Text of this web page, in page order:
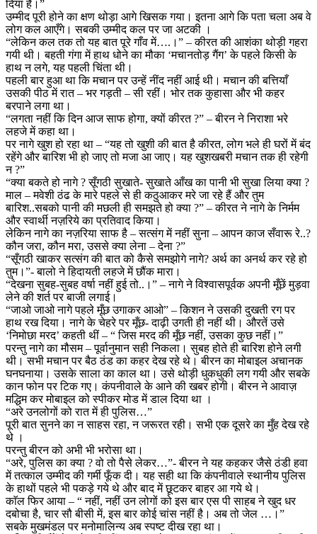
दिया है।”
उम्मीद पूरी होने का क्षण थोड़ा आगे खिसक गया। इतना आगे कि पता चला अब वे
लोग कल आएँगे। सबकी उम्मीद कल पर जा अटकी ।
“लेकिन कल तक तो यह बात पूरे गाँव में….।” – कीरत की आशंका थोड़ी गहरा
गयी थी। बहती गंगा में हाथ धोने का मौका ‘मचानतोड़ गैंग’ के पहले किसी के
हाथ न लगे, यह पहली चिंता थी।
पहली बार हुआ था कि मचान पर उन्हें नींद नहीं आई थी। मचान की बत्तियाँ
उसकी पीठ में रात – भर गड़ती – सी रहीं। भोर तक कुहासा और भी कहर
बरपाने लगा था।
“लगता नहीं कि दिन आज साफ होगा, क्यों कीरत ?” – बीरन ने निराशा भरे
लहजे में कहा था।
पर नागे खुश हो रहा था – “यह तो खुशी की बात है कीरत, लोग भले ही घरों में बंद
रहेंगे और बारिश भी हो जाए तो मजा आ जाए। यह खुशखबरी मचान तक ही रहेगी
न ?”
“क्या बकते हो नागे ? सूँगठी सुखाते- सुखाते आँख का पानी भी सुखा लिया क्या ?
माल – मवेशी ठंढ के मारे पहले से ही कठुआकर मरे जा रहे हैं और तुम
बारिश..सबको पानी की मछली ही समझते हो क्या ?” – कीरत ने नागे के निर्मम
और स्वार्थी नज़रिये का प्रतिवाद किया।
लेकिन नागे का नज़रिया साफ है – सत्संग में नहीं सुना – आपन काज सँवारू रे..?
कौन जरा, कौन मरा, उससे क्या लेना – देना ?”
“सूँगठी खाकर सत्संग की बात को कैसे समझोगे नागे? अर्थ का अनर्थ कर रहे हो
तुम।”- बालो ने हिदायती लहजे में छौंक मारा।
“देखना सुबह-सुबह वर्षा नहीं हुई तो..।” – नागे ने विश्वासपूर्वक अपनी मूँछें मुड़वा
लेने की शर्त पर बाजी लगाई।
“जाओ जाओ नागे पहले मूँछ उगाकर आओ” – किशन ने उसकी दुखती रग पर
हाथ रख दिया। नागे के चेहरे पर मूँछ- दाढ़ी उगती ही नहीं थी। औरतें उसे
‘निमोछा मरद’ कहती थीं – “ जिस मरद की मूँछ नहीं, उसका कुछ नहीं।”
परन्तु नागे का मौसम – पूर्वानुमान सही निकला। सुबह होते ही बारिश होने लगी
थी। सभी मचान पर बैठ ठंड का कहर देख रहे थे। बीरन का मोबाइल अचानक
घनघनाया। उसके साला का काल था। उसे थोड़ी धुकधुकी लग गयी और सबके
कान फोन पर टिक गए। कंपनीवाले के आने की खबर होगी। बीरन ने आवाज़
मद्धिम कर मोबाइल को स्पीकर मोड में डाल दिया था ।
“अरे उनलोगों को रात में ही पुलिस…”
पूरी बात सुनने का न साहस रहा, न जरूरत रही। सभी एक दूसरे का मुँह देख रहे
थे ।
परन्तु बीरन को अभी भी भरोसा था।
“अरे, पुलिस का क्या ? वो तो पैसे लेकर…”- बीरन ने यह कहकर जैसे ठंडी हवा
में तत्काल उम्मीद की गर्मी फूँक दी। यह सही था कि कंपनीवाले स्थानीय पुलिस
के हाथों पहले भी पकड़े गये थे और बाद में छूटकर बाहर आ गये थे।
काॅल फिर आया – “ नहीं, नहीं उन लोगों को इस बार एस पी साहब ने खुद धर
दबोचा है, चार सौ बीसी में, इस बार कोई चांस नहीं है। अब तो जेल …।”
सबके मुखमंडल पर मनोमालिन्य अब स्पष्ट दीख रहा था।